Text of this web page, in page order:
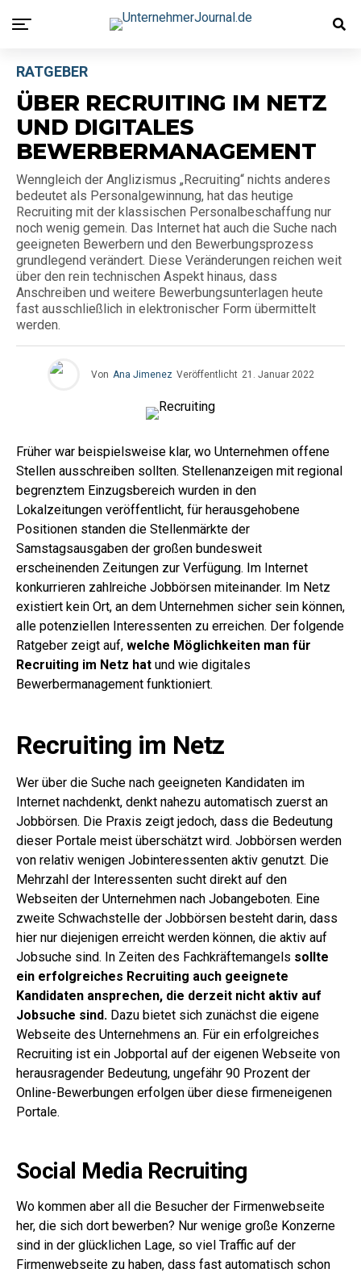
RATGEBER
ÜBER RECRUITING IM NETZ
UND DIGITALES
BEWERBERMANAGEMENT
Wenngleich der Anglizismus „Recruiting“ nichts anderes
bedeutet als Personalgewinnung, hat das heutige
Recruiting mit der klassischen Personalbeschaffung nur
noch wenig gemein. Das Internet hat auch die Suche nach
geeigneten Bewerbern und den Bewerbungsprozess
grundlegend verändert. Diese Veränderungen reichen weit
über den rein technischen Aspekt hinaus, dass
Anschreiben und weitere Bewerbungsunterlagen heute
fast ausschließlich in elektronischer Form übermittelt
werden.
Von Ana Jimenez Veröffentlicht 21. Januar 2022
Früher war beispielsweise klar, wo Unternehmen offene
Stellen ausschreiben sollten. Stellenanzeigen mit regional
begrenztem Einzugsbereich wurden in den
Lokalzeitungen veröffentlicht, für herausgehobene
Positionen standen die Stellenmärkte der
Samstagsausgaben der großen bundesweit
erscheinenden Zeitungen zur Verfügung. Im Internet
konkurrieren zahlreiche Jobbörsen miteinander. Im Netz
existiert kein Ort, an dem Unternehmen sicher sein können,
alle potenziellen Interessenten zu erreichen. Der folgende
Ratgeber zeigt auf, welche Möglichkeiten man für
Recruiting im Netz hat und wie digitales
Bewerbermanagement funktioniert.
Recruiting im Netz
Wer über die Suche nach geeigneten Kandidaten im
Internet nachdenkt, denkt nahezu automatisch zuerst an
Jobbörsen. Die Praxis zeigt jedoch, dass die Bedeutung
dieser Portale meist überschätzt wird. Jobbörsen werden
von relativ wenigen Jobinteressenten aktiv genutzt. Die
Mehrzahl der Interessenten sucht direkt auf den
Webseiten der Unternehmen nach Jobangeboten. Eine
zweite Schwachstelle der Jobbörsen besteht darin, dass
hier nur diejenigen erreicht werden können, die aktiv auf
Jobsuche sind. In Zeiten des Fachkräftemangels sollte
ein erfolgreiches Recruiting auch geeignete
Kandidaten ansprechen, die derzeit nicht aktiv auf
Jobsuche sind. Dazu bietet sich zunächst die eigene
Webseite des Unternehmens an. Für ein erfolgreiches
Recruiting ist ein Jobportal auf der eigenen Webseite von
herausragender Bedeutung, ungefähr 90 Prozent der
Online-Bewerbungen erfolgen über diese firmeneigenen
Portale.
Social Media Recruiting
Wo kommen aber all die Besucher der Firmenwebseite
her, die sich dort bewerben? Nur wenige große Konzerne
sind in der glücklichen Lage, so viel Traffic auf der
Firmenwebseite zu haben, dass fast automatisch schon